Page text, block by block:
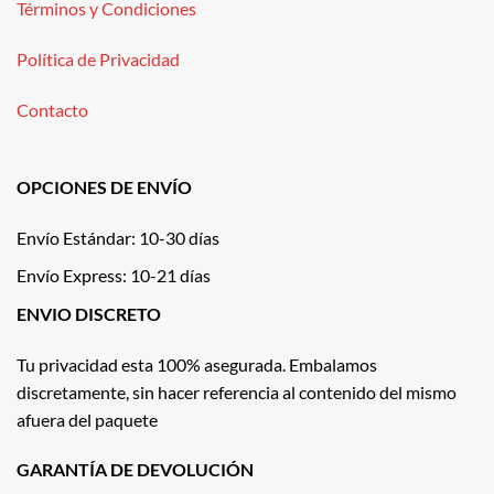
Términos y Condiciones
Política de Privacidad
Contacto
OPCIONES DE ENVÍO
Envío Estándar: 10-30 días
Envío Express: 10-21 días
ENVIO DISCRETO
Tu privacidad esta 100% asegurada. Embalamos
discretamente, sin hacer referencia al contenido del mismo
afuera del paquete
GARANTÍA DE DEVOLUCIÓN